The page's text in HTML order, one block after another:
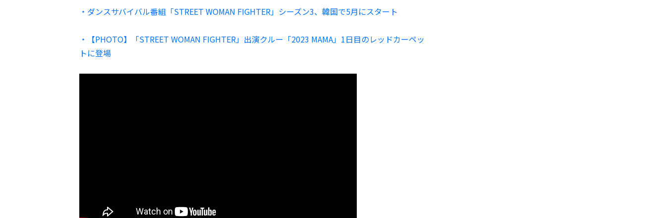
・ダンスサバイバル番組「STREET WOMAN FIGHTER」シーズン3、韓国で5月にスタート
・【PHOTO】「STREET WOMAN FIGHTER」出演クルー「2023 MAMA」1日目のレッドカーペッ
トに登場